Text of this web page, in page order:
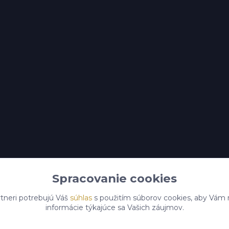
Spracovanie cookies
potrebujú Váš súhlass použitím súborov cookies, aby Vám
informácie týkajúce sa Vašich záujmov.